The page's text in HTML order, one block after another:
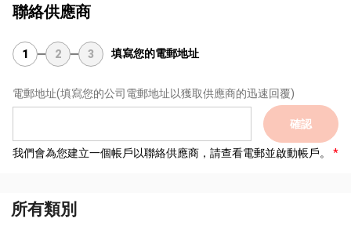
聯絡供應商
1 2 3 填寫您的電郵地址
電郵地址(填寫您的公司電郵地址以獲取供應商的迅速回覆)
確認
我們會為您建立一個帳戶以聯絡供應商，請查看電郵並啟動帳戶。
所有類別